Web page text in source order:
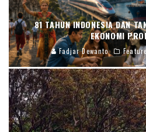
81 TAHUN INDONESIA DAN
EKONOMI
Fadjar Dewanto